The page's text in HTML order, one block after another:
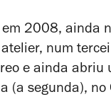
2008, ainda
num
e ainda
(a segunda),